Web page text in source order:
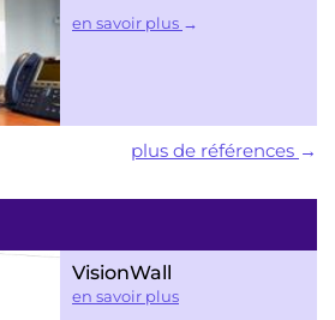
en savoir plus
plus de références
VisionWall
en savoir plus